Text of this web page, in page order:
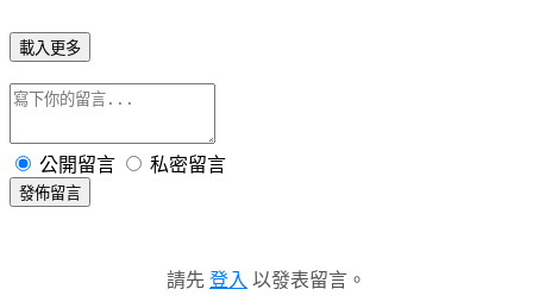
載入更多
公開留言 私密留言
發佈留言
請先 登入 以發表留言。